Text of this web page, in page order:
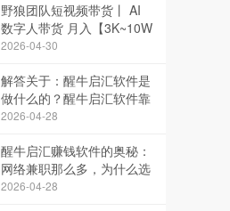
野狼团队短视频带货丨 AI
数字人带货 月入【3K~10W
~】
2026-04-30
解答关于：醒牛启汇软件是
做什么的？醒牛启汇软件靠
谱么？
2026-04-28
醒牛启汇赚钱软件的奥秘：
网络兼职那么多，为什么选
醒牛启汇？靠谱吗？
2026-04-28